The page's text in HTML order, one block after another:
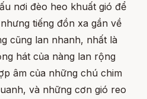
nơi đèo heo khuất gió để
tiếng đồn xa gần về
cũng lan nhanh, nhất là
hát của nàng lan rộng
âm của những chú chim
và những cơn gió reo